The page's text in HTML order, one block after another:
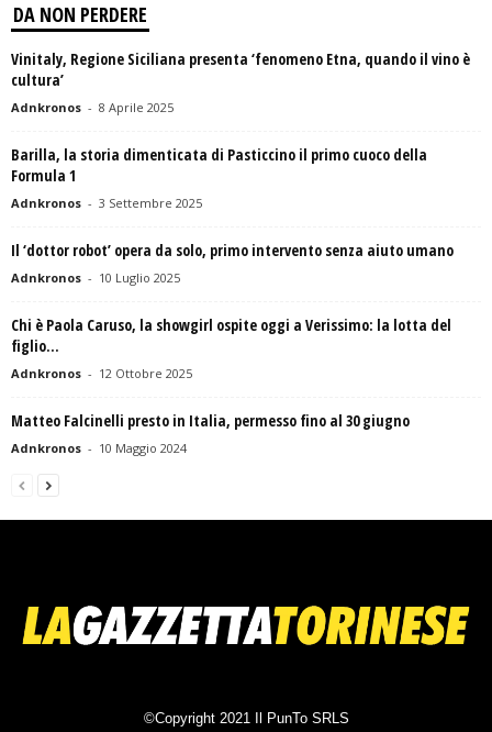
DA NON PERDERE
Vinitaly, Regione Siciliana presenta ‘fenomeno Etna, quando il vino è
cultura’
Adnkronos - 8 Aprile 2025
Barilla, la storia dimenticata di Pasticcino il primo cuoco della
Formula 1
Adnkronos - 3 Settembre 2025
Il ‘dottor robot’ opera da solo, primo intervento senza aiuto umano
Adnkronos - 10 Luglio 2025
Chi è Paola Caruso, la showgirl ospite oggi a Verissimo: la lotta del
figlio...
Adnkronos - 12 Ottobre 2025
Matteo Falcinelli presto in Italia, permesso fino al 30 giugno
Adnkronos - 10 Maggio 2024
©Copyright 2021 Il PunTo SRLS